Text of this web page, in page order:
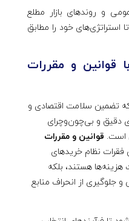
و روندهای بازار مطلع
خود را مطابق
قوانین و مقررات
تضمین سلامت اقتصادی و
دقیق و بی‌چون‌و‌چرای
است. قوانین و مقررات
نظام خریدهای
هزینه‌ها هستند، بلکه
جلوگیری از انحراف منابع